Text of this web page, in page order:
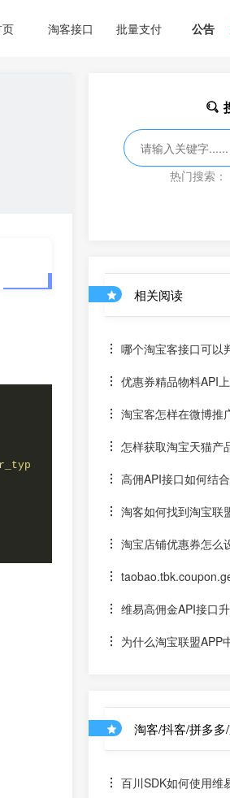
淘客接口 批量支付 公告
热门搜索：
相关阅读
哪个淘宝客接口可以
佣金和无券有佣金或返
优惠券精品物料API
淘宝客怎样在微博推
手机新浪微博APP怎么
怎样获取淘宝天猫产
接口？如何采集淘宝评论
高佣API接口如何结
额？淘客如何找到淘宝联
有店铺优惠券接口？
淘宝店铺优惠券怎么
upon_src_scene是代
维易高佣金API接口
链接或淘口令参数中的
为什么淘宝联盟APP
淘客/抖客/拼多
百川SDK如何使用维